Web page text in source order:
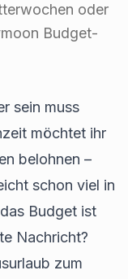
oder
Budget-
sein muss
möchtet ihr
belohnen –
schon viel in
Budget ist
Nachricht?
zum